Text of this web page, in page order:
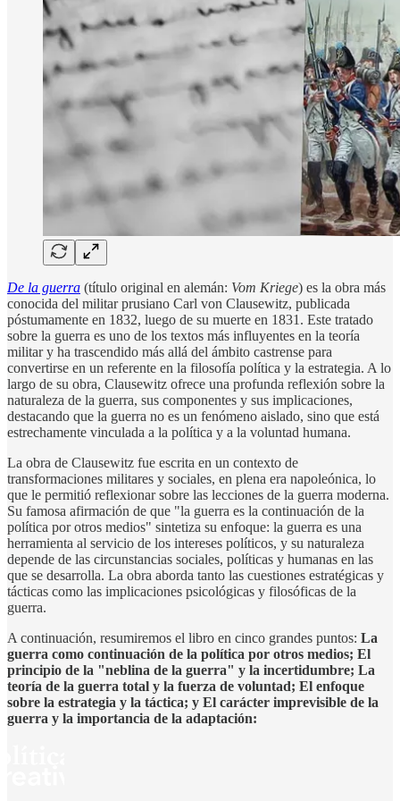
De la guerra (título original en alemán: Vom Kriege) es la obra más
conocida del militar prusiano Carl von Clausewitz, publicada
póstumamente en 1832, luego de su muerte en 1831. Este tratado
sobre la guerra es uno de los textos más influyentes en la teoría
militar y ha trascendido más allá del ámbito castrense para
convertirse en un referente en la filosofía política y la estrategia. A lo
largo de su obra, Clausewitz ofrece una profunda reflexión sobre la
naturaleza de la guerra, sus componentes y sus implicaciones,
destacando que la guerra no es un fenómeno aislado, sino que está
estrechamente vinculada a la política y a la voluntad humana.
La obra de Clausewitz fue escrita en un contexto de
transformaciones militares y sociales, en plena era napoleónica, lo
que le permitió reflexionar sobre las lecciones de la guerra moderna.
Su famosa afirmación de que "la guerra es la continuación de la
política por otros medios" sintetiza su enfoque: la guerra es una
herramienta al servicio de los intereses políticos, y su naturaleza
depende de las circunstancias sociales, políticas y humanas en las
que se desarrolla. La obra aborda tanto las cuestiones estratégicas y
tácticas como las implicaciones psicológicas y filosóficas de la
guerra.
A continuación, resumiremos el libro en cinco grandes puntos: La
guerra como continuación de la política por otros medios; El
principio de la "neblina de la guerra" y la incertidumbre; La
teoría de la guerra total y la fuerza de voluntad; El enfoque
sobre la estrategia y la táctica; y El carácter imprevisible de la
guerra y la importancia de la adaptación: